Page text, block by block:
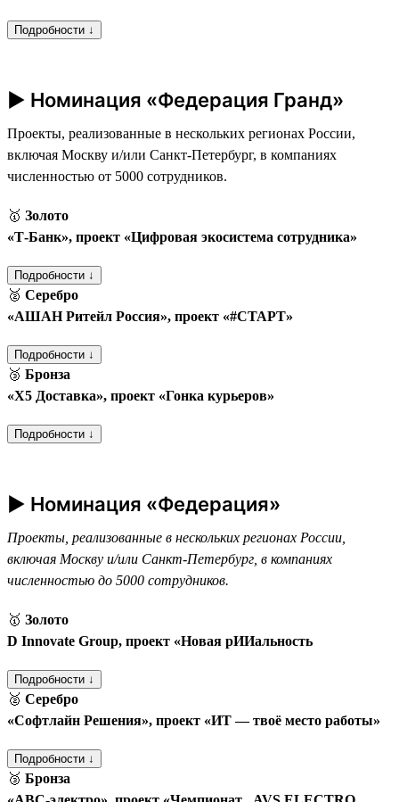
Подробности ↓
► Номинация «Федерация Гранд»
Проекты, реализованные в нескольких регионах России,
включая Москву и/или Санкт-Петербург, в компаниях
численностью от 5000 сотрудников.
🥇 Золото
«Т‑Банк», проект «Цифровая экосистема сотрудника»
Подробности ↓
🥈 Серебро
«АШАН Ритейл Россия», проект «#СТАРТ»
Подробности ↓
🥉 Бронза
«Х5 Доставка», проект «Гонка курьеров»
Подробности ↓
► Номинация «Федерация»
Проекты, реализованные в нескольких регионах России,
включая Москву и/или Санкт-Петербург, в компаниях
численностью до 5000 сотрудников.
🥇 Золото
D Innovate Group, проект «Новая рИИальность
Подробности ↓
🥈 Серебро
«Софтлайн Решения», проект «ИТ — твоё место работы»
Подробности ↓
🥉 Бронза